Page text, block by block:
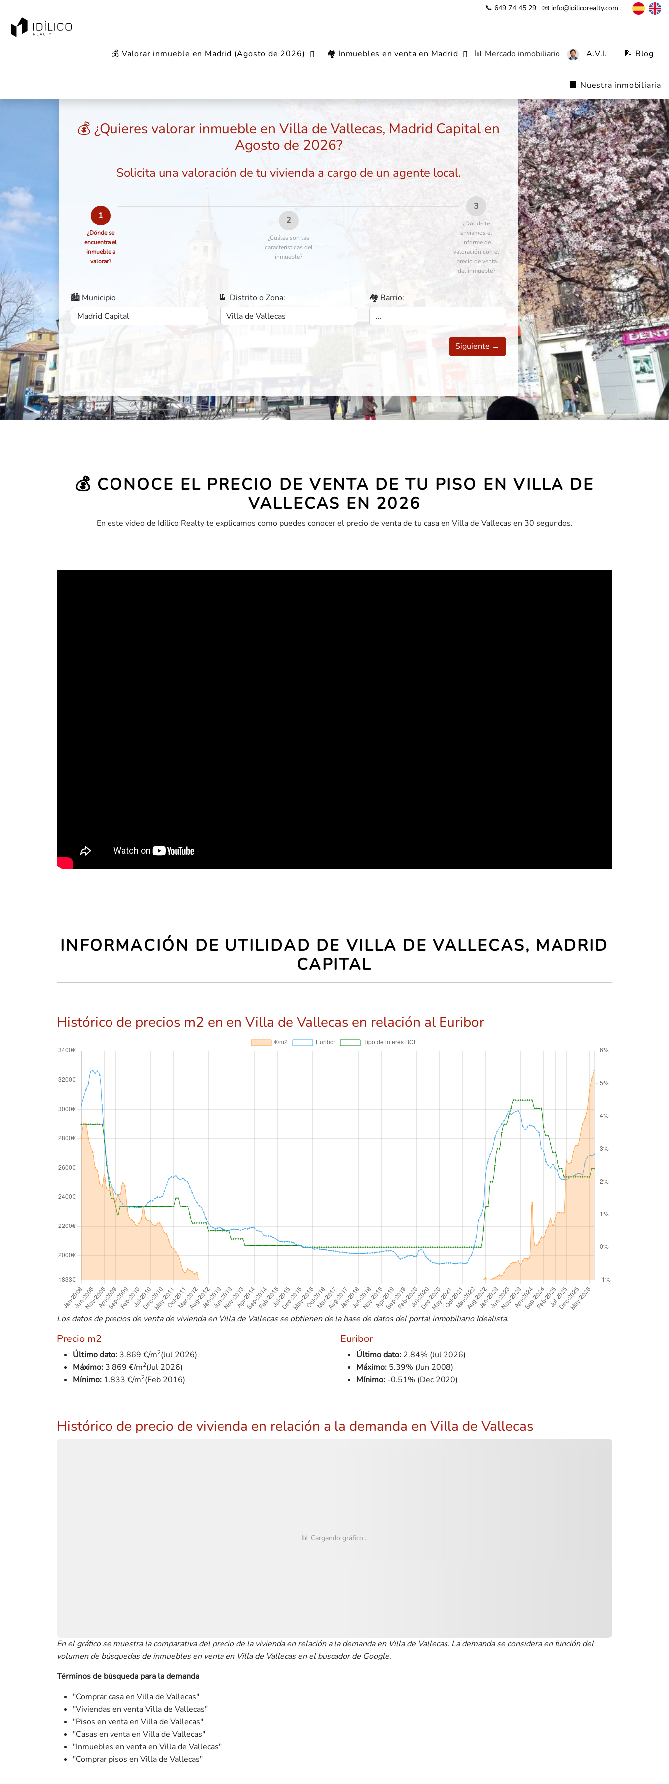
📞 649 74 45 29 📧 info@idilicorealty.com
💰 Valorar inmueble en Madrid (Agosto de 2026) 🏘️ Inmuebles en venta en Madrid 📊 Mercado inmobiliario A.V.I. 📝 Blog
🏢 Nuestra inmobiliaria
Valorar inmueble Madrid Madrid Capital Villa de Vallecas
💰 ¿Quieres valorar inmueble en Villa de Vallecas, Madrid Capital en
Agosto de 2026?
Solicita una valoración de tu vivienda a cargo de un agente local.
1
¿Dónde se
encuentra el
inmueble a
valorar?
2
¿Cuáles son las
características del
inmueble?
3
¿Dónde te
enviamos el
informe de
valoración con el
precio de venta
del inmueble?
🏙️ Municipio 🌇 Distrito o Zona: 🏘️ Barrio:
Siguiente →
💰 CONOCE EL PRECIO DE VENTA DE TU PISO EN VILLA DE
VALLECAS EN 2026
En este video de Idílico Realty te explicamos como puedes conocer el precio de venta de tu casa en Villa de Vallecas en 30 segundos.
INFORMACIÓN DE UTILIDAD DE VILLA DE VALLECAS, MADRID
CAPITAL
Histórico de precios m2 en en Villa de Vallecas en relación al Euribor
Los datos de precios de venta de vivienda en Villa de Vallecas se obtienen de la base de datos del portal inmobiliario Idealista.
Precio m2
Último dato: 3.869 €/m2(Jul 2026)
Máximo: 3.869 €/m2(Jul 2026)
Mínimo: 1.833 €/m2(Feb 2016)
Euribor
Último dato: 2.84% (Jul 2026)
Máximo: 5.39% (Jun 2008)
Mínimo: -0.51% (Dec 2020)
Histórico de precio de vivienda en relación a la demanda en Villa de Vallecas
📊 Cargando gráfico...
En el gráfico se muestra la comparativa del precio de la vivienda en relación a la demanda en Villa de Vallecas. La demanda se considera en función del
volumen de búsquedas de inmuebles en venta en Villa de Vallecas en el buscador de Google.
Términos de búsqueda para la demanda
"Comprar casa en Villa de Vallecas"
"Viviendas en venta Villa de Vallecas"
"Pisos en venta en Villa de Vallecas"
"Casas en venta en Villa de Vallecas"
"Inmuebles en venta en Villa de Vallecas"
"Comprar pisos en Villa de Vallecas"